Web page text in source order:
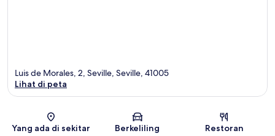
Peta
Luis de Morales, 2, Seville, Seville, 41005
Lihat di peta
Yang ada di sekitar Berkeliling Restoran